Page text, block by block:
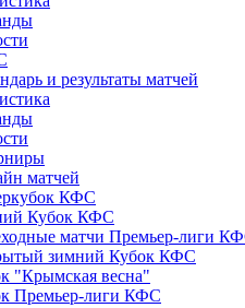
и результаты матчей
матчей
КФС
Кубок КФС
матчи Премьер-лиги
зимний Кубок КФС
"Крымская весна"
Премьер-лиги КФС